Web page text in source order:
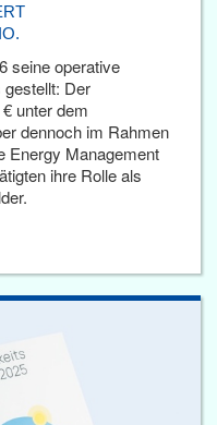
seine operative
Der
unter dem
dennoch im Rahmen
Energy Management
ihre Rolle als